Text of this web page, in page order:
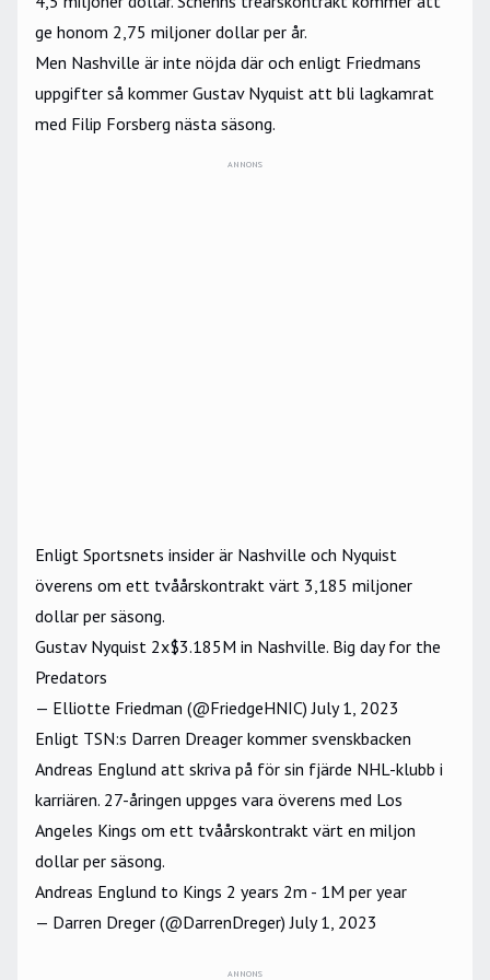
ge honom 2,75 miljoner dollar per år.
Men Nashville är inte nöjda där och enligt Friedmans
uppgifter så kommer Gustav Nyquist att bli lagkamrat
med Filip Forsberg nästa säsong.
ANNONS
Enligt Sportsnets insider är Nashville och Nyquist
överens om ett tvåårskontrakt värt 3,185 miljoner
dollar per säsong.
Gustav Nyquist 2x$3.185M in Nashville. Big day for the
Predators
— Elliotte Friedman (@FriedgeHNIC)July 1, 2023
Enligt TSN:s Darren Dreager kommer svenskbacken
Andreas Englund att skriva på för sin fjärde NHL-klubb i
karriären. 27-åringen uppges vara överens med Los
Angeles Kings om ett tvåårskontrakt värt en miljon
dollar per säsong.
Andreas Englund to Kings 2 years 2m - 1M per year
— Darren Dreger (@DarrenDreger)July 1, 2023